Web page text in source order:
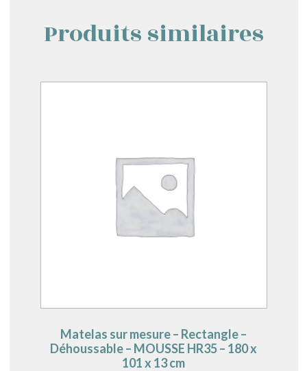
Produits similaires
Matelas sur mesure – Rectangle –
Déhoussable – MOUSSE HR35 – 180 x
101 x 13 cm